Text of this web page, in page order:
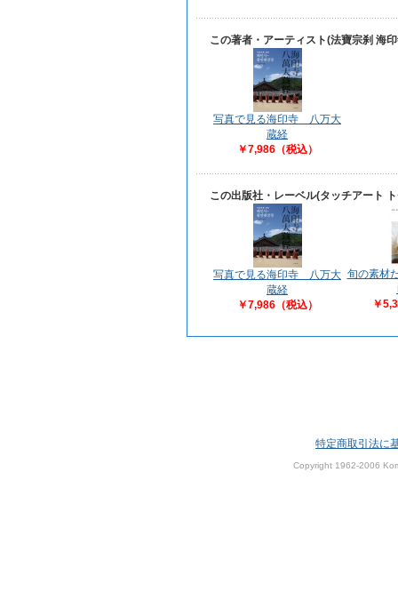
この著者・アーティスト(法寶宗刹 海
写真で見る海印寺 八万大
蔵経
￥7,986（税込）
この出版社・レーベル(タッチアート
写真で見る海印寺 八万大
蔵経
￥7,986（税込）
旬の素材
￥
特定商取引法に
Copyright 1962-2006